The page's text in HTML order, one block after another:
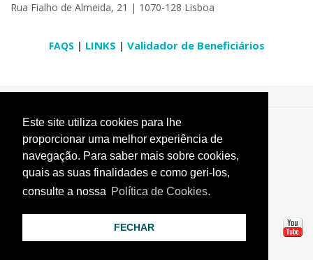
Este site utiliza cookies para lhe
proporcionar uma melhor experiência de
navegação. Para saber mais sobre cookies,
quais as suas finalidades e como geri-los,
consulte a nossa Política de Cookies.
FECHAR
​​Rua Fialho de Almeida, 21 | 1070-128 Lisboa
​FAQ​S | LINKS​ | Validador de Beneficiários​
Área reservada a profissionais
Política de Privacidade|Termos e Condições| Política de cookies
Livro de Reclamações